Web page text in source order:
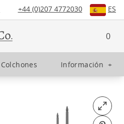
+44 (0)207 4772030 ES
0
Colchones Información +
Open